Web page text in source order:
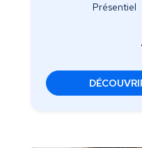
Présentiel